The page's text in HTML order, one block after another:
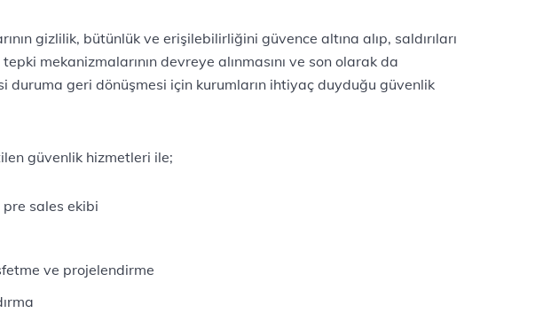
gizlilik, bütünlük ve erişilebilirliğini güvence altına alıp, saldırıları
mekanizmalarının devreye alınmasını ve son olarak da
duruma geri dönüşmesi için kurumların ihtiyaç duyduğu güvenlik
güvenlik hizmetleri ile;
pre sales ekibi
ve projelendirme